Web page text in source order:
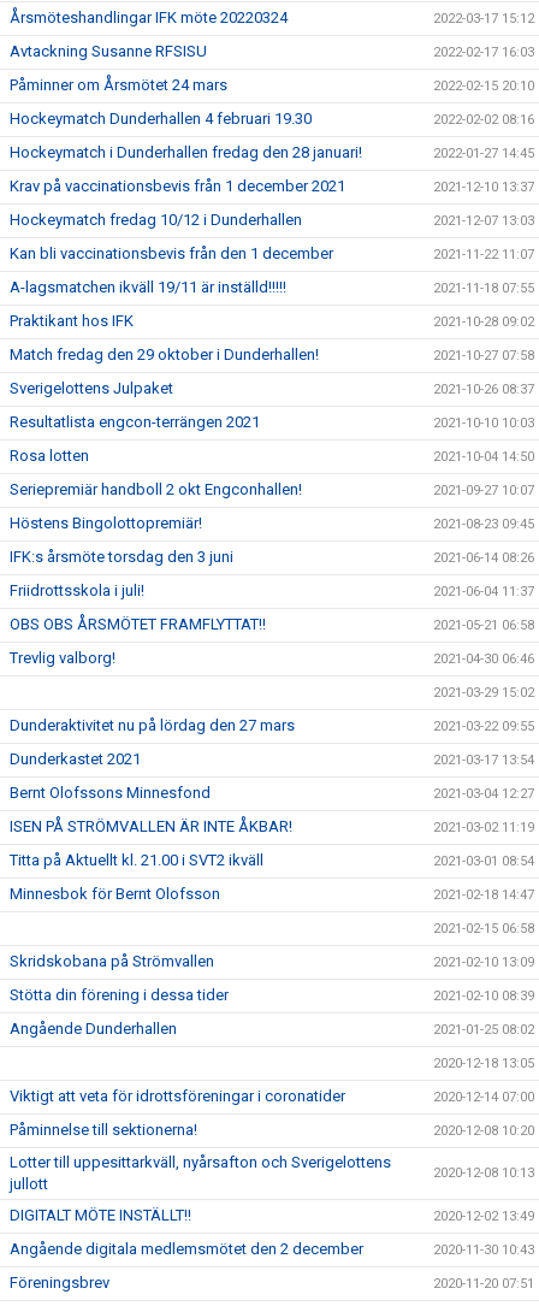
Årsmöteshandlingar IFK möte 20220324 2022-03-17 15:12
Avtackning Susanne RFSISU 2022-02-17 16:03
Påminner om Årsmötet 24 mars 2022-02-15 20:10
Hockeymatch Dunderhallen 4 februari 19.30 2022-02-02 08:16
Hockeymatch i Dunderhallen fredag den 28 januari! 2022-01-27 14:45
Krav på vaccinationsbevis från 1 december 2021 2021-12-10 13:37
Hockeymatch fredag 10/12 i Dunderhallen 2021-12-07 13:03
Kan bli vaccinationsbevis från den 1 december 2021-11-22 11:07
A-lagsmatchen ikväll 19/11 är inställd!!!!! 2021-11-18 07:55
Praktikant hos IFK 2021-10-28 09:02
Match fredag den 29 oktober i Dunderhallen! 2021-10-27 07:58
Sverigelottens Julpaket 2021-10-26 08:37
Resultatlista engcon-terrängen 2021 2021-10-10 10:03
Rosa lotten 2021-10-04 14:50
Seriepremiär handboll 2 okt Engconhallen! 2021-09-27 10:07
Höstens Bingolottopremiär! 2021-08-23 09:45
IFK:s årsmöte torsdag den 3 juni 2021-06-14 08:26
Friidrottsskola i juli! 2021-06-04 11:37
OBS OBS ÅRSMÖTET FRAMFLYTTAT!! 2021-05-21 06:58
Trevlig valborg! 2021-04-30 06:46
2021-03-29 15:02
Dunderaktivitet nu på lördag den 27 mars 2021-03-22 09:55
Dunderkastet 2021 2021-03-17 13:54
Bernt Olofssons Minnesfond 2021-03-04 12:27
ISEN PÅ STRÖMVALLEN ÄR INTE ÅKBAR! 2021-03-02 11:19
Titta på Aktuellt kl. 21.00 i SVT2 ikväll 2021-03-01 08:54
Minnesbok för Bernt Olofsson 2021-02-18 14:47
2021-02-15 06:58
Skridskobana på Strömvallen 2021-02-10 13:09
Stötta din förening i dessa tider 2021-02-10 08:39
Angående Dunderhallen 2021-01-25 08:02
2020-12-18 13:05
Viktigt att veta för idrottsföreningar i coronatider 2020-12-14 07:00
Påminnelse till sektionerna! 2020-12-08 10:20
Lotter till uppesittarkväll, nyårsafton och Sverigelottens
jullott
2020-12-08 10:13
DIGITALT MÖTE INSTÄLLT!! 2020-12-02 13:49
Angående digitala medlemsmötet den 2 december 2020-11-30 10:43
Föreningsbrev 2020-11-20 07:51